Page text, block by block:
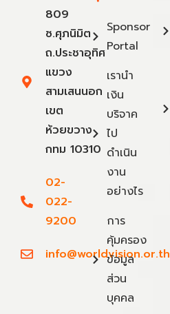
809
ซ.ศุภนิมิต
ถ.ประชาอุทิศ
แขวง
สามเสนนอก
เขต
ห้วยขวาง
กทม 10310
02-
022-
9200
info@worldvision.or.th
Sponsor
Portal
เรานำ
เงิน
บริจาค
ไป
ดำเนิน
งาน
อย่างไร
การ
คุ้มครอง
ข้อมูล
ส่วน
บุคคล